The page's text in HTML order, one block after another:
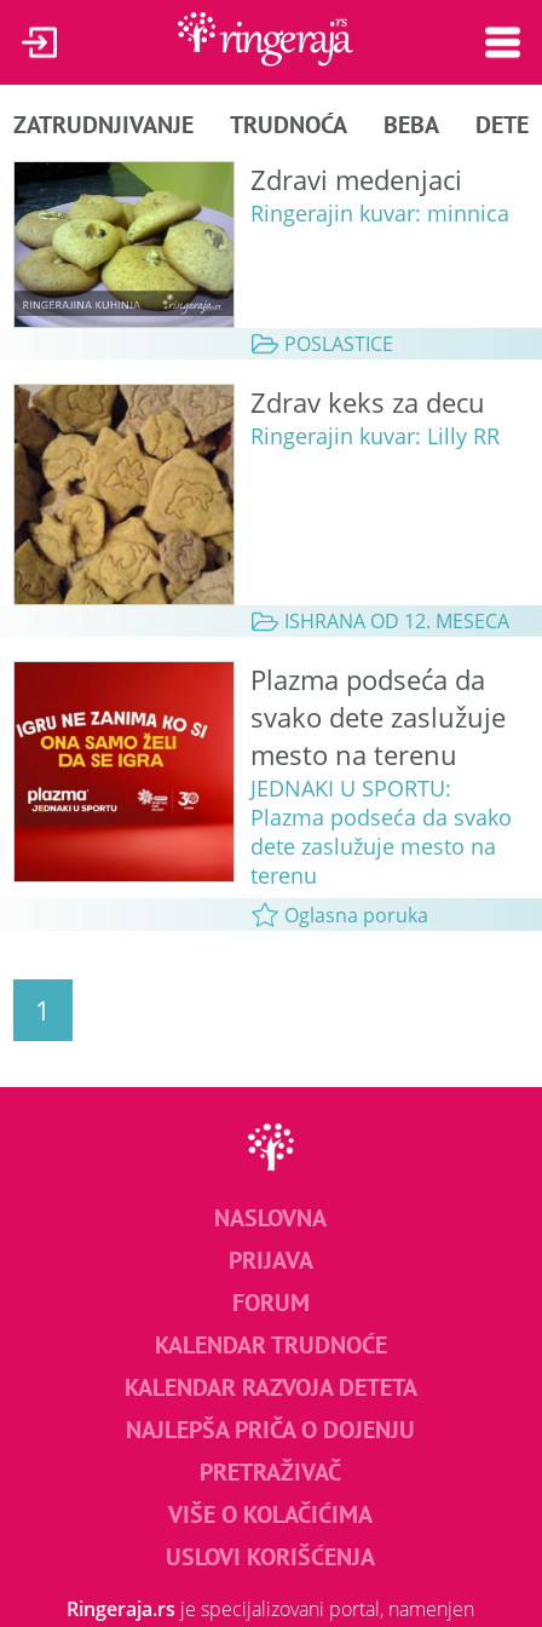
ZATRUDNJIVANJE TRUDNOĆA BEBA DETE
Zdravi medenjaci
Ringerajin kuvar: minnica
POSLASTICE
Zdrav keks za decu
Ringerajin kuvar: Lilly RR
ISHRANA OD 12. MESECA
Plazma podseća da
svako dete zaslužuje
mesto na terenu
JEDNAKI U SPORTU:
Plazma podseća da svako
dete zaslužuje mesto na
terenu
Oglasna poruka
1
NASLOVNA
PRIJAVA
FORUM
KALENDAR TRUDNOĆE
KALENDAR RAZVOJA DETETA
NAJLEPŠA PRIČA O DOJENJU
PRETRAŽIVAČ
VIŠE O KOLAČIĆIMA
USLOVI KORIŠĆENJA
Ringeraja.rs je specijalizovani portal, namenjen